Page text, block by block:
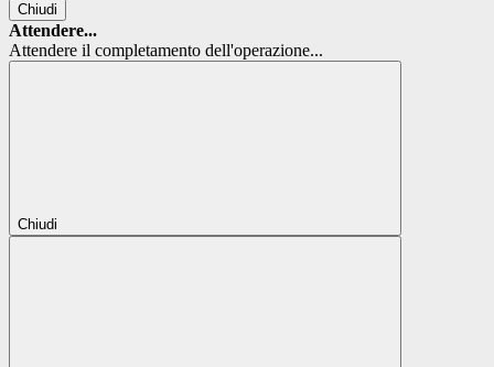
Chiudi
Attendere...
Attendere il completamento dell'operazione...
Chiudi